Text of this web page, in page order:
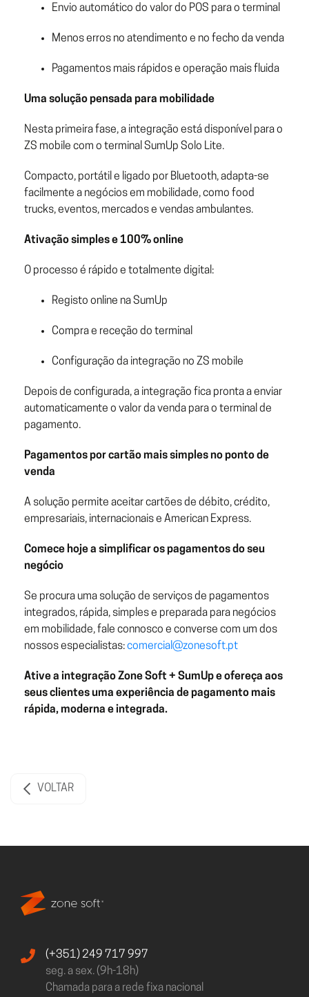
Envio automático do valor do POS para o terminal
Menos erros no atendimento e no fecho da venda
Pagamentos mais rápidos e operação mais fluida
Uma solução pensada para mobilidade
Nesta primeira fase, a integração está disponível para o
ZS mobile com o terminal SumUp Solo Lite.
Compacto, portátil e ligado por Bluetooth, adapta-se
facilmente a negócios em mobilidade, como food
trucks, eventos, mercados e vendas ambulantes.
Ativação simples e 100% online
O processo é rápido e totalmente digital:
Registo online na SumUp
Compra e receção do terminal
Configuração da integração no ZS mobile
Depois de configurada, a integração fica pronta a enviar
automaticamente o valor da venda para o terminal de
pagamento.
Pagamentos por cartão mais simples no ponto de
venda
A solução permite aceitar cartões de débito, crédito,
empresariais, internacionais e American Express.
Comece hoje a simplificar os pagamentos do seu
negócio
Se procura uma solução de serviços de pagamentos
integrados, rápida, simples e preparada para negócios
em mobilidade, fale connosco e converse com um dos
nossos especialistas:comercial@zonesoft.pt
Ative a integração Zone Soft + SumUp e ofereça aos
seus clientes uma experiência de pagamento mais
rápida, moderna e integrada.
VOLTAR
(+351) 249 717 997
seg. a sex. (9h-18h)
Chamada para a rede fixa nacional